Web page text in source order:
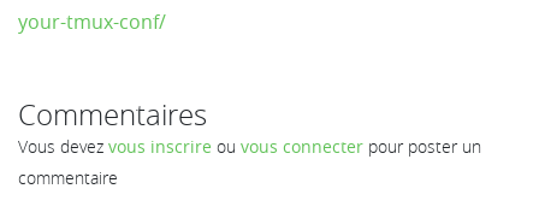
your-tmux-conf/
Commentaires
Vous devez vous inscrire ou vous connecter pour poster un
commentaire